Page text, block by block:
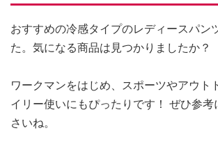
おすすめの冷感タイプのレディースパン
た。気になる商品は見つかりましたか？
ワークマンをはじめ、スポーツやアウト
イリー使いにもぴったりです！ ぜひ参考
さいね。